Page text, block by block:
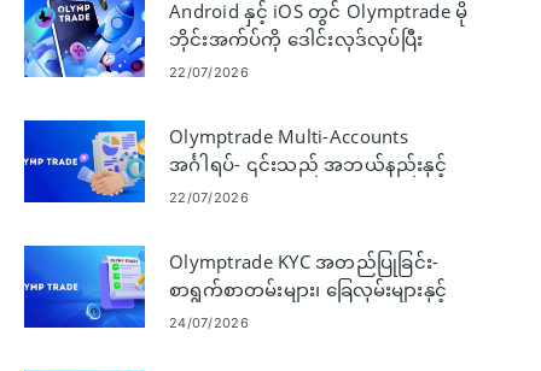
Android နှင့် iOS တွင် Olymptrade မို
ဘိုင်းအက်ပ်ကို ဒေါင်းလုဒ်လုပ်ပြီး
ထည့်သွင်းပါ။
22/07/2026
Olymptrade Multi-Accounts
အင်္ဂါရပ်- ၎င်းသည် အဘယ်နည်းနှင့်
အဓိက အကျိုးကျေးဇူးများ
22/07/2026
Olymptrade KYC အတည်ပြုခြင်း-
စာရွက်စာတမ်းများ၊ ခြေလှမ်းများနှင့်
အတည်ပြုချက်
24/07/2026